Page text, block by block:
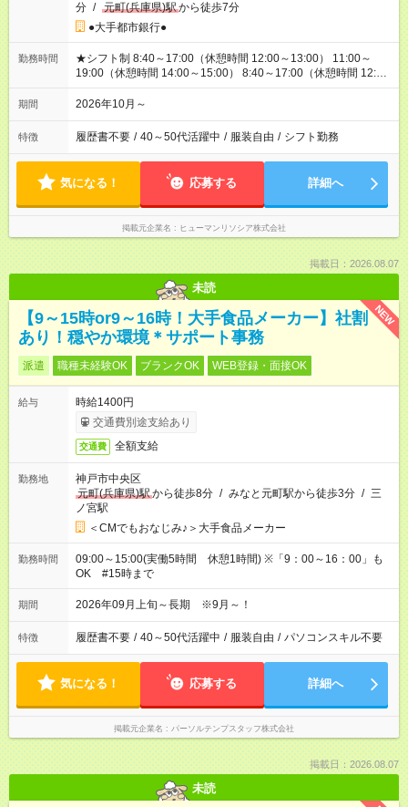
分 / 元町(兵庫県)駅から徒歩7分
●大手都市銀行●
勤務時間
★シフト制 8:40～17:00（休憩時間 12:00～13:00） 11:00～
19:00（休憩時間 14:00～15:00） 8:40～17:00（休憩時間 12:00
～13:00）⇒研修期間中の勤務時間 他、派遣先の規定による
期間 2026年10月～
特徴 履歴書不要 / 40～50代活躍中 / 服装自由 / シフト勤務
気になる！ 応募する 詳細へ
掲載元企業名 ヒューマンリソシア株式会社
掲載日：2026.08.07
未読
NEW
【9～15時or9～16時！大手食品メーカー】社割
あり！穏やか環境＊サポート事務
派遣 職種未経験OK ブランクOK WEB登録・面接OK
給与
時給1400円
交通費別途支給あり
交通費 全額支給
勤務地
神戸市中央区
元町(兵庫県)駅から徒歩8分 / みなと元町駅から徒歩3分 / 三
ノ宮駅
＜CMでもおなじみ♪＞大手食品メーカー
勤務時間
09:00～15:00(実働5時間 休憩1時間) ※「9：00～16：00」も
OK #15時まで
期間 2026年09月上旬～長期 ※9月～！
特徴 履歴書不要 / 40～50代活躍中 / 服装自由 / パソコンスキル不要
気になる！ 応募する 詳細へ
掲載元企業名 パーソルテンプスタッフ株式会社
掲載日：2026.08.07
未読